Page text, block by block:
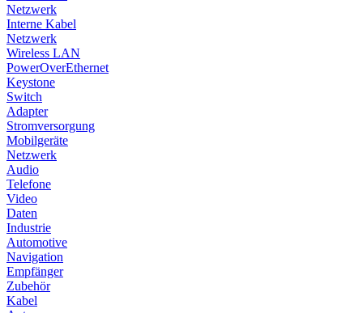
Netzwerk
Interne Kabel
Netzwerk
Wireless LAN
PowerOverEthernet
Keystone
Switch
Adapter
Stromversorgung
Mobilgeräte
Netzwerk
Audio
Telefone
Video
Daten
Industrie
Automotive
Navigation
Empfänger
Zubehör
Kabel